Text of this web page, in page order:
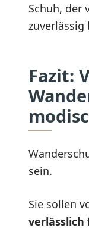
Schuh, der
zuverlässig
Fazit:
sein.
Sie sollen